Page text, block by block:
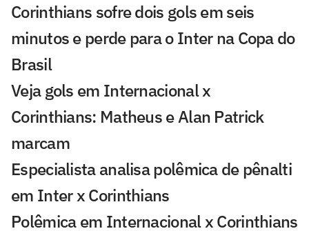
Corinthians sofre dois gols em seis
minutos e perde para o Inter na Copa do
Brasil
Veja gols em Internacional x
Corinthians: Matheus e Alan Patrick
marcam
Especialista analisa polêmica de pênalti
em Inter x Corinthians
Polêmica em Internacional x Corinthians